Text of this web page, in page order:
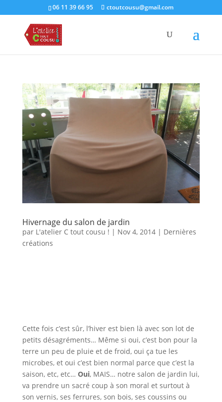
06 11 39 66 95 ctoutcousu@gmail.com
Hivernage du salon de jardin
par L'atelier C tout cousu ! | Nov 4, 2014| Dernières
créations
Cette fois c’est sûr, l’hiver est bien là avec son lot de
petits désagréments… Même si oui, c’est bon pour la
terre un peu de pluie et de froid, oui ça tue les
microbes, et oui c’est bien normal parce que c’est la
saison, etc, etc… Oui, MAIS… notre salon de jardin lui,
va prendre un sacré coup à son moral et surtout à
son vernis, ses ferrures, son bois, ses coussins ou